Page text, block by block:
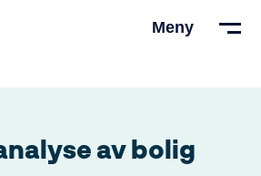
Meny
av bolig